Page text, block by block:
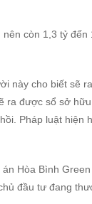
còn 1,3 tỷ
này cho biết sẽ
được sổ sở
Pháp luật hiện
Hòa Bình
đầu tư đang